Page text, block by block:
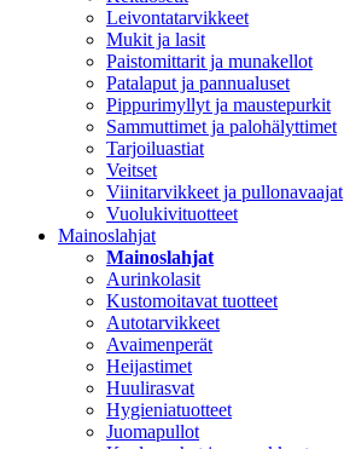
Leivontatarvikkeet
Mukit ja lasit
Paistomittarit ja munakellot
Patalaput ja pannualuset
Pippurimyllyt ja maustepurkit
Sammuttimet ja palohälyttimet
Tarjoiluastiat
Veitset
Viinitarvikkeet ja pullonavaajat
Vuolukivituotteet
Mainoslahjat
Mainoslahjat
Aurinkolasit
Kustomoitavat tuotteet
Autotarvikkeet
Avaimenperät
Heijastimet
Huulirasvat
Hygieniatuotteet
Juomapullot